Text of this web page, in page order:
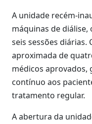
A unidade recém-
máquinas de
seis sessões diárias.
aproximada de
médicos
contínuo aos
tratamento regular.
A abertura da